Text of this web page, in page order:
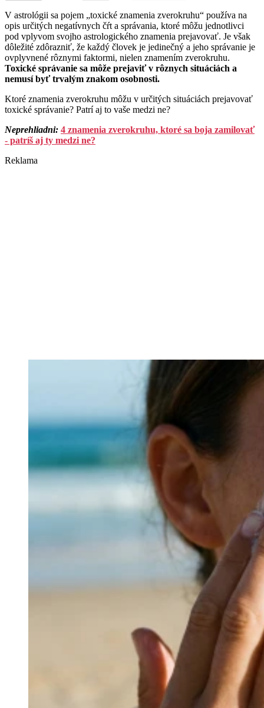
V astrológii sa pojem „toxické znamenia zverokruhu“ používa na
opis určitých negatívnych čŕt a správania, ktoré môžu jednotlivci
pod vplyvom svojho astrologického znamenia prejavovať. Je však
dôležité zdôrazniť, že každý človek je jedinečný a jeho správanie je
ovplyvnené rôznymi faktormi, nielen znamením zverokruhu.
Toxické správanie sa môže prejaviť v rôznych situáciách a
nemusí byť trvalým znakom osobnosti.
Ktoré znamenia zverokruhu môžu v určitých situáciách prejavovať
toxické správanie? Patrí aj to vaše medzi ne?
Neprehliadni: 4 znamenia zverokruhu, ktoré sa boja zamilovať
- patríš aj ty medzi ne?
Reklama